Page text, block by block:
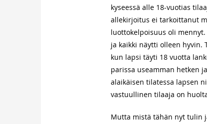
kyseessä alle 18-vuotias
allekirjoitus ei tarkoittanut
luottokelpoisuus oli
ja kaikki näytti olleen hyvin.
kun lapsi täyti 18 vuotta
parissa useamman hetken
alaikäisen tilatessa lapsen
vastuullinen tilaaja on
Mutta mistä tähän nyt tulin